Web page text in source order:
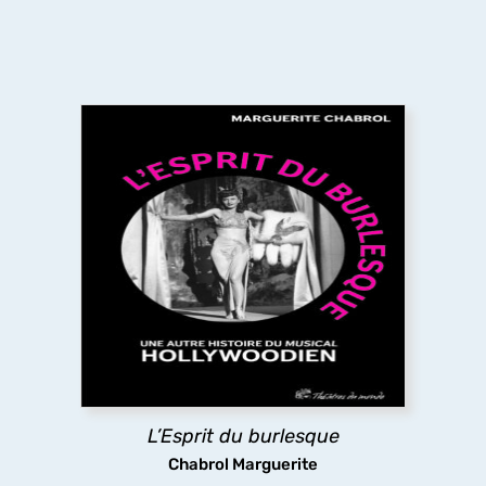
L’Esprit du burlesque
Chabrol Marguerite
L’Esprit du burlesque
L’ouvrage revisite l’âge d’or du film musical
américain du XXe siècle en y cherchant l’héritage
burlesquequi se trouve aux origines
pour privilégier sa dimension romantique.
découvrir